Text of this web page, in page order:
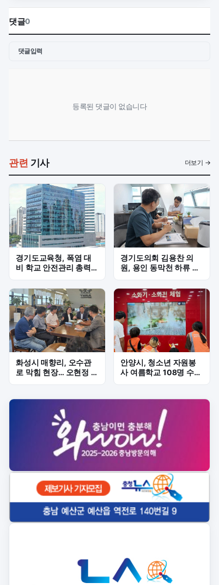
댓글0
댓글입력
등록된 댓글이 없습니다
관련 기사 더보기 →
경기도교육청, 폭염 대
비 학교 안전관리 총력...
2학기 개학 만반 준비
경기도의회 김용찬 의
원, 용인 동막천 하류 재
해위험 해소 위한 하천정
비 속도전
화성시 매향리, 오수관
로 막힘 현장… 오현정 의
원, 주민 불편 해소 긴급
안양시, 청소년 자원봉
사 여름학교 108명 수
료…나눔 가치 배우다